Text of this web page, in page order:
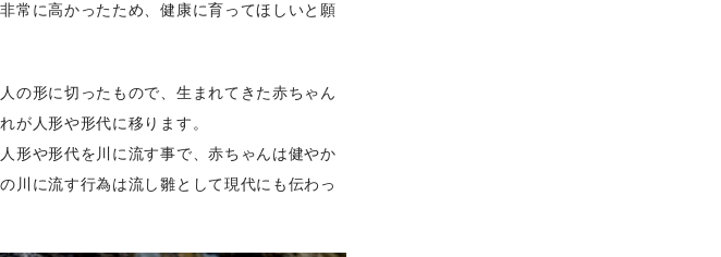
常に高かったため、健康に育ってほしいと願
の形に切ったもので、生まれてきた赤ちゃん
が人形や形代に移ります。
形や形代を川に流す事で、赤ちゃんは健やか
川に流す行為は流し雛として現代にも伝わっ